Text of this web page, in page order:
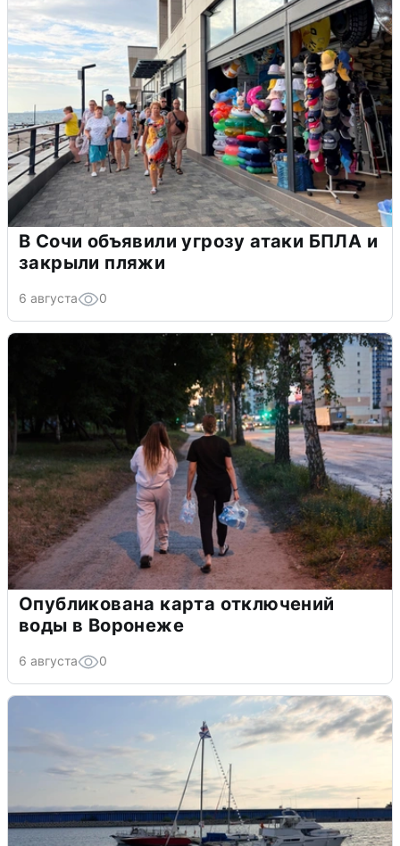
В Сочи объявили угрозу атаки БПЛА и
закрыли пляжи
6 августа 0
Опубликована карта отключений
воды в Воронеже
6 августа 0